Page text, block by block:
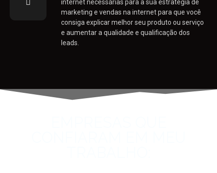
internet necessárias para a sua estratégia de
marketing e vendas na internet para que você
consiga explicar melhor seu produto ou serviço
e aumentar a qualidade e qualificação dos
leads.